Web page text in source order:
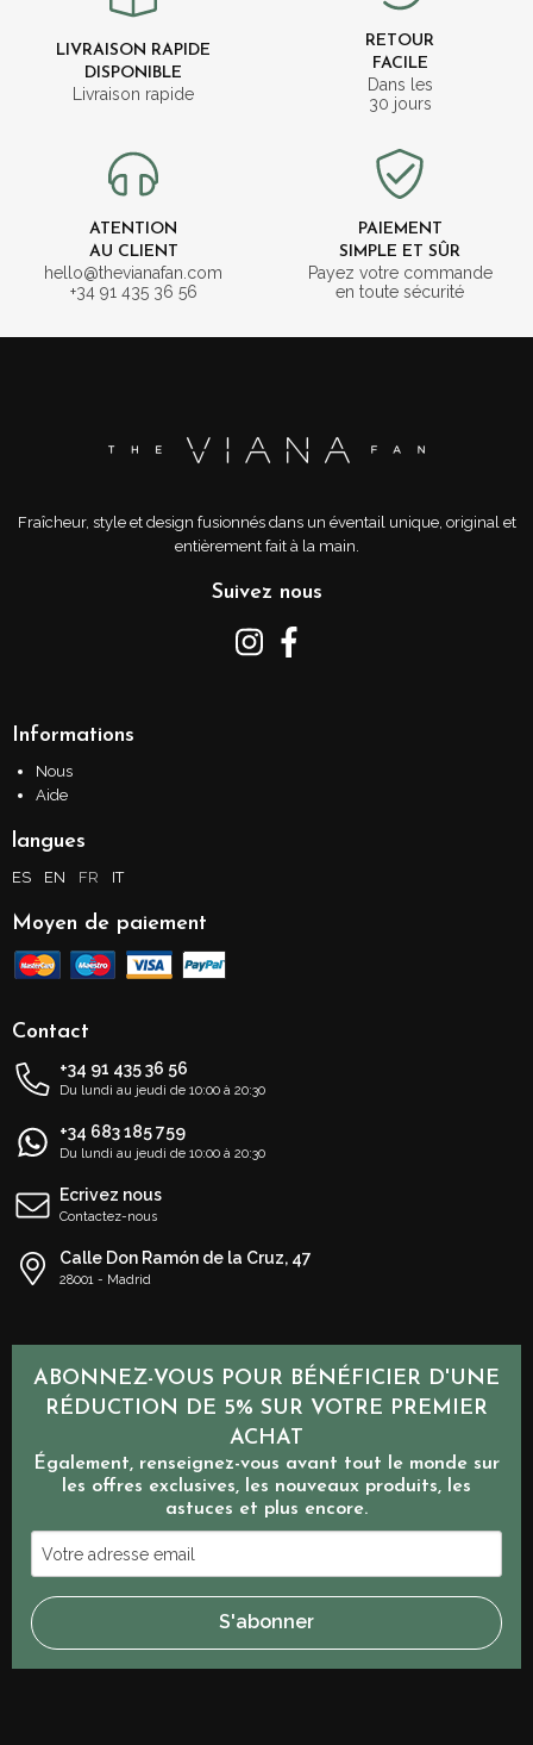
LIVRAISON RAPIDE
DISPONIBLE
Livraison rapide
RETOUR
FACILE
Dans les
30 jours
ATENTION
AU CLIENT
hello@thevianafan.com
+34 91 435 36 56
PAIEMENT
SIMPLE ET SÛR
Payez votre commande
en toute sécurité
Fraîcheur, style et design fusionnés dans un éventail unique, original et
entièrement fait à la main.
Suivez nous
Informations
Nous
Aide
langues
ES EN FR IT
Moyen de paiement
Contact
+34 91 435 36 56
Du lundi au jeudi de 10:00 à 20:30
+34 683 185 759
Du lundi au jeudi de 10:00 à 20:30
Ecrivez nous
Contactez-nous
Calle Don Ramón de la Cruz, 47
28001 - Madrid
ABONNEZ-VOUS POUR BÉNÉFICIER D'UNE
RÉDUCTION DE 5% SUR VOTRE PREMIER
ACHAT
Également, renseignez-vous avant tout le monde sur
les offres exclusives, les nouveaux produits, les
astuces et plus encore.
Votre
adresse
email
S'abonner